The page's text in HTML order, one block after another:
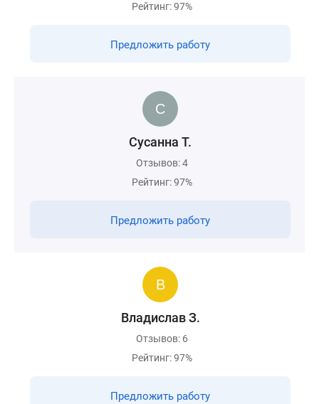
Рейтинг: 97%
Предложить работу
Сусанна Т.
Отзывов: 4
Рейтинг: 97%
Предложить работу
Владислав З.
Отзывов: 6
Рейтинг: 97%
Предложить работу